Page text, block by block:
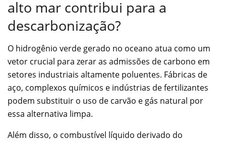
alto mar contribui para a
descarbonização?
O hidrogênio verde gerado no oceano atua como um
vetor crucial para zerar as admissões de carbono em
setores industriais altamente poluentes. Fábricas de
aço, complexos químicos e indústrias de fertilizantes
podem substituir o uso de carvão e gás natural por
essa alternativa limpa.
Além disso, o combustível líquido derivado do